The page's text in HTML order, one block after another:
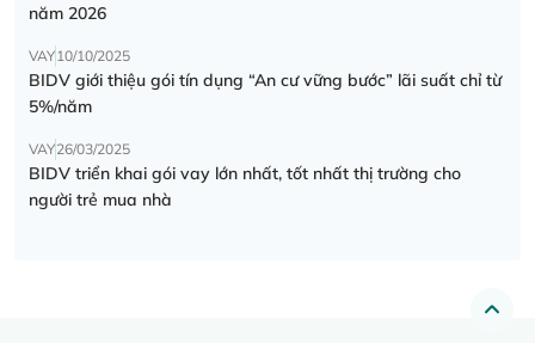
năm 2026
VAY10/10/2025
BIDV giới thiệu gói tín dụng “An cư vững bước” lãi suất chỉ từ
5%/năm
VAY26/03/2025
BIDV triển khai gói vay lớn nhất, tốt nhất thị trường cho
người trẻ mua nhà